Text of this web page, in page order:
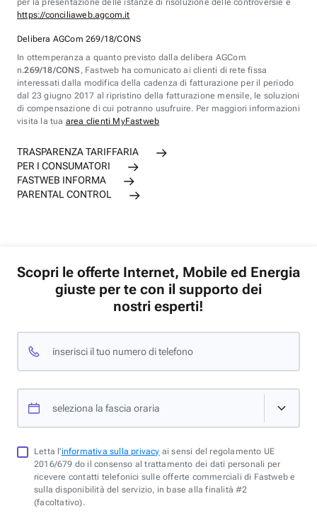
per la presentazione delle istanze di risoluzione delle controversie è
https://conciliaweb.agcom.it
Delibera AGCom 269/18/CONS
In ottemperanza a quanto previsto dalla delibera AGCom
n.269/18/CONS , Fastweb ha comunicato ai clienti di rete fissa
interessati dalla modifica della cadenza di fatturazione per il periodo
dal 23 giugno 2017 al ripristino della fatturazione mensile, le soluzioni
di compensazione di cui potranno usufruire. Per maggiori informazioni
visita la tua area clienti MyFastweb
TRASPARENZA TARIFFARIA
PER I CONSUMATORI
FASTWEB INFORMA
PARENTAL CONTROL
Scopri le offerte Internet, Mobile ed Energia
giuste per te con il supporto dei
nostri esperti!
inserisci il tuo numero di telefono
seleziona la fascia oraria
Letta l'informativa sulla privacy ai sensi del regolamento UE
2016/679 do il consenso al trattamento dei dati personali per
ricevere contatti telefonici sulle offerte commerciali di Fastweb e
sulla disponibilità del servizio, in base alla finalità #2
(facoltativo).